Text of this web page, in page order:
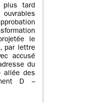
plus tard
le
par lettre
accusé
du
allée des
D –